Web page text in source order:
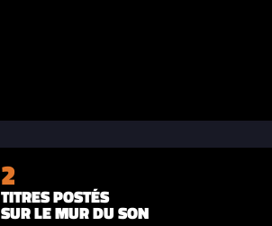
2
TITRES POSTÉS
SUR LE MUR DU SON